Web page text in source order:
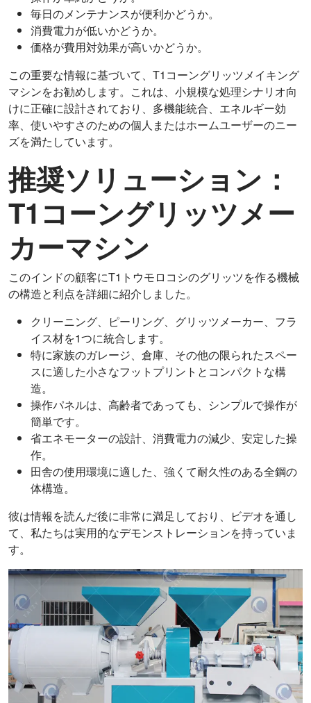
毎日のメンテナンスが便利かどうか。
消費電力が低いかどうか。
価格が費用対効果が高いかどうか。
この重要な情報に基づいて、T1コーングリッツメイキング
マシンをお勧めします。これは、小規模な処理シナリオ向
けに正確に設計されており、多機能統合、エネルギー効
率、使いやすさのための個人またはホームユーザーのニー
ズを満たしています。
推奨ソリューション：
T1コーングリッツメー
カーマシン
このインドの顧客にT1トウモロコシのグリッツを作る機械
の構造と利点を詳細に紹介しました。
クリーニング、ピーリング、グリッツメーカー、フラ
イス材を1つに統合します。
特に家族のガレージ、倉庫、その他の限られたスペー
スに適した小さなフットプリントとコンパクトな構
造。
操作パネルは、高齢者であっても、シンプルで操作が
簡単です。
省エネモーターの設計、消費電力の減少、安定した操
作。
田舎の使用環境に適した、強くて耐久性のある全鋼の
体構造。
彼は情報を読んだ後に非常に満足しており、ビデオを通し
て、私たちは実用的なデモンストレーションを持っていま
す。